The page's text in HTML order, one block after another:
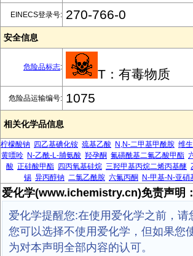
EINECS登录号: 270-766-0
安全信息
危险品标志: T：有毒物质
危险品运输编号: 1075
相关化学品信息
柠檬酸钠 四乙基碘化铵 巯基乙酸 N,N-二甲基甲酰胺 维
黄嘌呤 N-乙酰-L-脯氨酸 羟孕酮 氟磺酰基二氟乙酸甲酯
酸 正硅酸甲酯 四丙氧基硅烷 三羟甲基丙烷二烯丙基醚
锡 异丙醇钠 二氯乙酰胺 六氟丙酮 N-甲基-N-亚硝
爱化学(www.ichemistry.cn)免责声明：
爱化学提醒您:在使用爱化学之前，
您可以选择不使用爱化学，但如果您
为对本声明全部内容的认可。